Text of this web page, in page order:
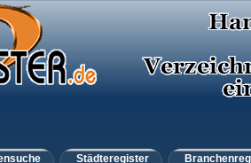
Städteregister